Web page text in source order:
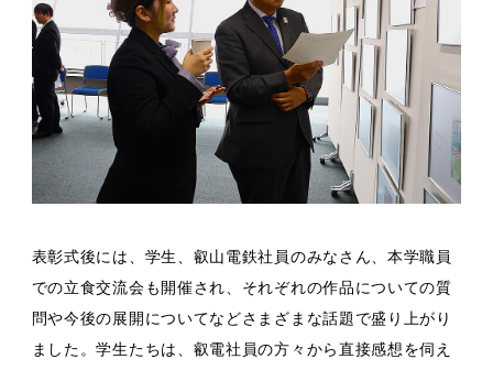
表彰式後には、学生、叡山電鉄社員のみなさん、本学職員
での立食交流会も開催され、それぞれの作品についての質
問や今後の展開についてなどさまざまな話題で盛り上がり
ました。学生たちは、叡電社員の方々から直接感想を伺え